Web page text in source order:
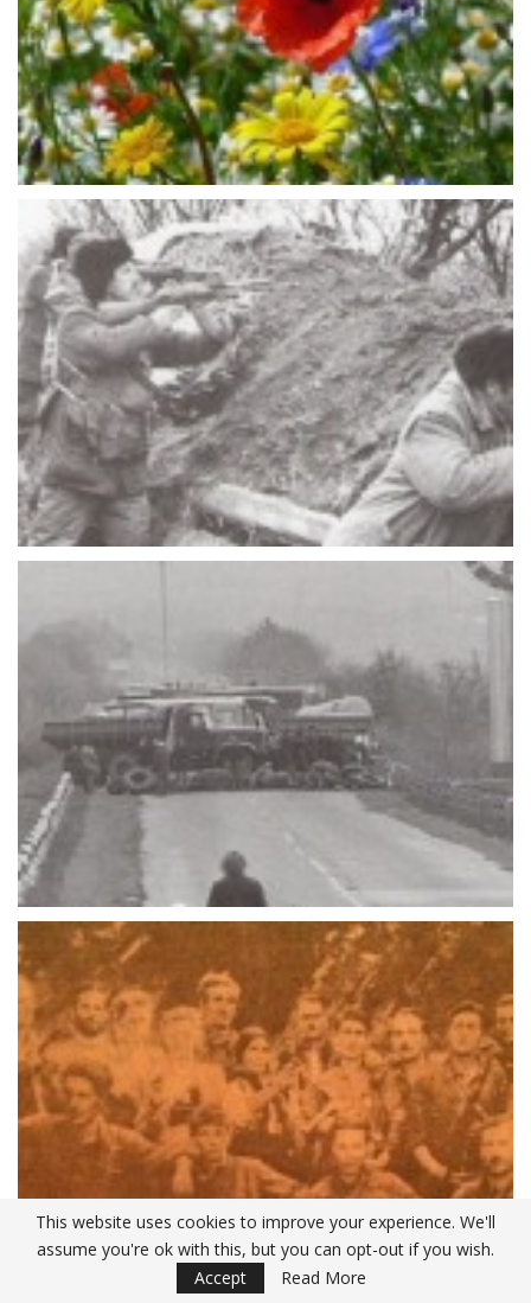
This website uses cookies to improve your experience. We'll
assume you're ok with this, but you can opt-out if you wish.
Accept
Read More